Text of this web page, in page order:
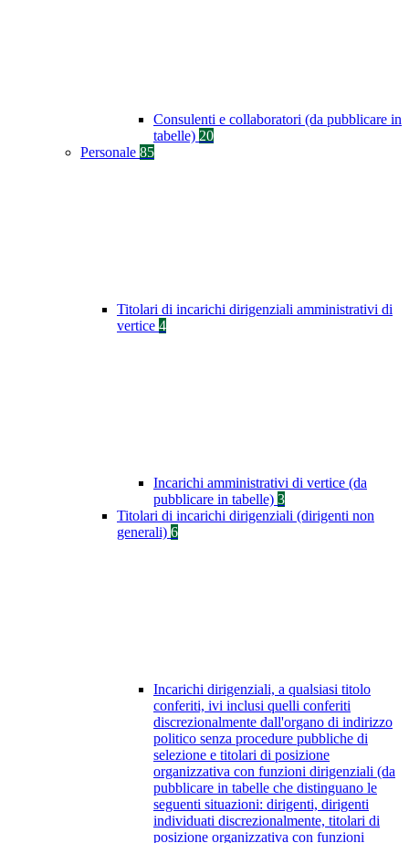
Consulenti e collaboratori (da pubblicare in
tabelle) 20
Personale 85
Titolari di incarichi dirigenziali amministrativi di
vertice 4
Incarichi amministrativi di vertice (da
pubblicare in tabelle) 3
Titolari di incarichi dirigenziali (dirigenti non
generali) 6
Incarichi dirigenziali, a qualsiasi titolo
conferiti, ivi inclusi quelli conferiti
discrezionalmente dall'organo di indirizzo
politico senza procedure pubbliche di
selezione e titolari di posizione
organizzativa con funzioni dirigenziali (da
pubblicare in tabelle che distinguano le
seguenti situazioni: dirigenti, dirigenti
individuati discrezionalmente, titolari di
posizione organizzativa con funzioni